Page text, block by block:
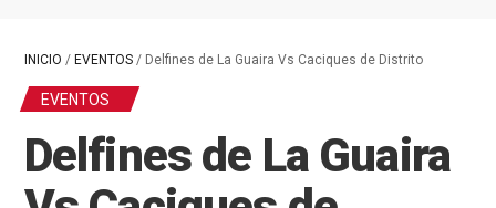
INICIO / EVENTOS/ Delfines de La Guaira Vs Caciques de Distrito
EVENTOS
Delfines de La Guaira